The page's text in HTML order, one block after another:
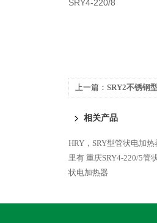
SRY4-220/8
上一篇： SRY2不锈钢
相关产品
HRY，SRY型管状电加热
里有 重庆SRY4-220/5管
状电加热器